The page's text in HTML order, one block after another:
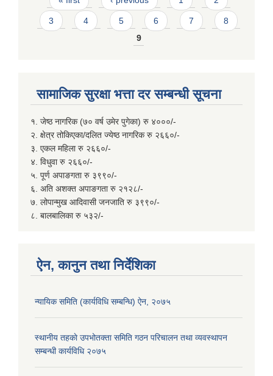
3 4 5 6 7
8
9
सामाजिक सुरक्षा भत्ता दर सम्बन्धी सूचना
१. जेष्ठ नागरिक (७० वर्ष उमेर पुगेका) रु ४०००/-
२. क्षेत्र तोकिएका/दलित ज्येष्ठ नागरिक रु २६६०/-
३. एकल महिला रु २६६०/-
४. विधुवा रु २६६०/-
५. पूर्ण अपाङगता रु ३९९०/-
६. अति अशक्त अपाङगता रु २१२८/-
७. लोपान्मुख आदिवासी जनजाति रु ३९९०/-
८. बालबालिका रु ५३२/-
ऐन, कानुन तथा निर्देशिका
न्यायिक समिति (कार्यविधि सम्बन्धि) ऐन, २०७५
स्थानीय तहकाे उपभोतक्ता समिति गठन परिचालन तथा व्यवस्थापन
सम्बन्धी कार्यविधि २०७५